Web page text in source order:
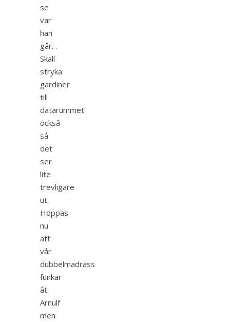
se
var
han
går. .
Skall
stryka
gardiner
till
datarummet
också
så
det
ser
lite
trevligare
ut.
Hoppas
nu
att
vår
dubbelmadrass
funkar
åt
Arnulf
men